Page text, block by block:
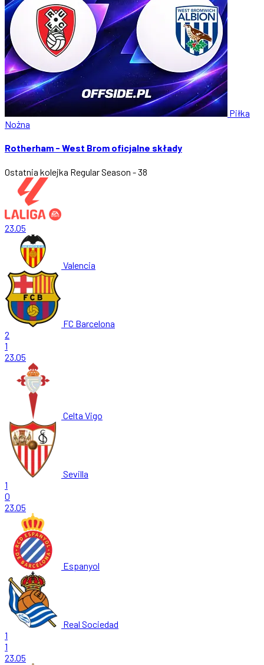
Piłka
Nożna
Rotherham - West Brom oficjalne składy
Ostatnia kolejka Regular Season - 38
23.05
Valencia
FC Barcelona
2
1
23.05
Celta Vigo
Sevilla
1
0
23.05
Espanyol
Real Sociedad
1
1
23.05